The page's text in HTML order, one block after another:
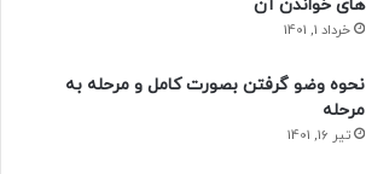
های خواندن آن
خرداد 1, 1401
نحوه وضو گرفتن بصورت کامل و مرحله به
مرحله
تیر 16, 1401